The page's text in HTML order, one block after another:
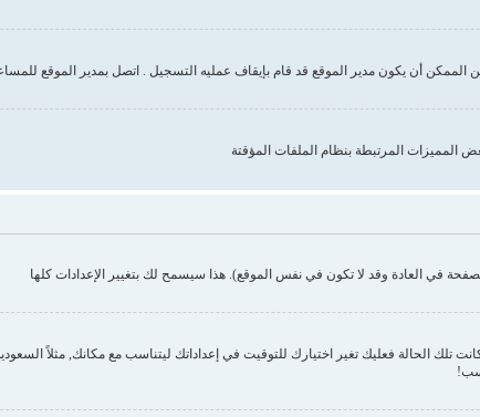
أن يكون مدير الموقع قد قام بإيقاف عمليه التسجيل . اتصل بمدير الموقع
في العادة وقد لا تكون في نفس الموقع). هذا سيسمح لك بتغيير الإعدادات كلها
فعليك تغير اختيارك للتوقيت في إعداداتك ليتناسب مع مكانك, مثلاً